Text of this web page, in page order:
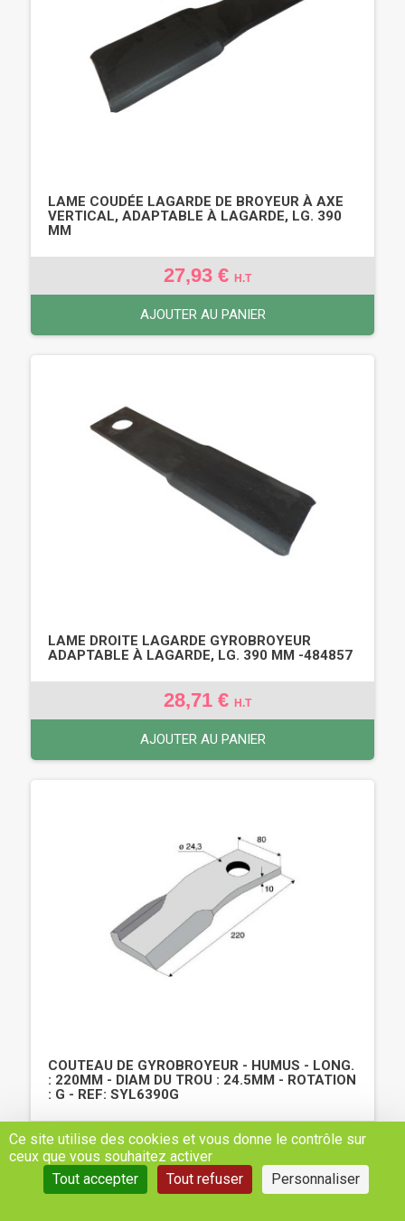
LAME COUDÉE LAGARDE DE BROYEUR À AXE
VERTICAL, ADAPTABLE À LAGARDE, LG. 390
MM
27,93 € H.T
AJOUTER AU PANIER
LAME DROITE LAGARDE GYROBROYEUR
ADAPTABLE À LAGARDE, LG. 390 MM -484857
28,71 € H.T
AJOUTER AU PANIER
COUTEAU DE GYROBROYEUR - HUMUS - LONG.
: 220MM - DIAM DU TROU : 24.5MM - ROTATION
: G - REF: SYL6390G
32,27 €H.T
AJOUTER AU PANIER
Ce site utilise des cookies et vous donne le contrôle sur
ceux que vous souhaitez activer
Tout accepter
Tout refuser Personnaliser